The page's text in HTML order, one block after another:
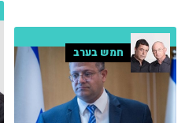
חמש בערב